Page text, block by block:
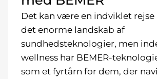
Det kan være en indviklet rejse
det enorme landskab af
sundhedsteknologier, men
wellness har BEMER-
som et fyrtårn for dem, der